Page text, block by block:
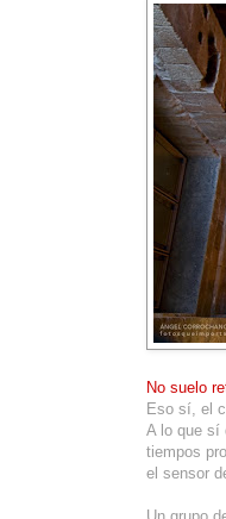
No suelo
Eso sí, el
A lo que sí
tiempos
el sensor